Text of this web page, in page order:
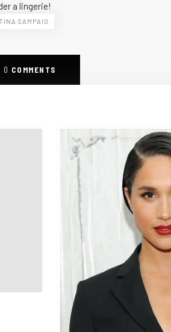
a lingerie!
SAMPAIO
0 COMMENTS